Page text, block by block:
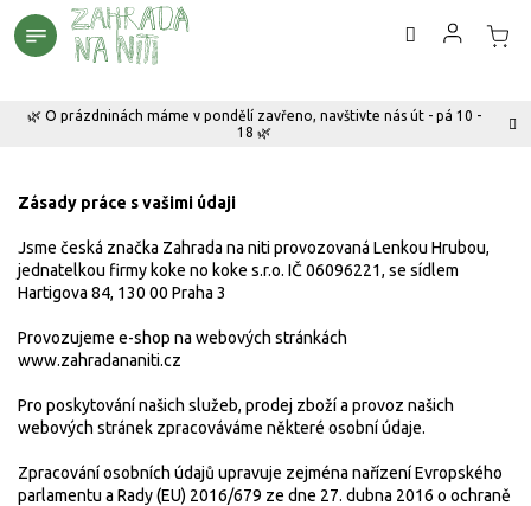
Přejít
na
🌿 O prázdninách máme v pondělí zavřeno, navštivte nás út - pá 10 -
18 🌿
Zásady práce s vašimi údaji
Jsme česká značka Zahrada na niti provozovaná Lenkou Hrubou,
jednatelkou firmy koke no koke s.r.o. IČ 06096221, se sídlem
Hartigova 84, 130 00 Praha 3
Provozujeme e-shop na webových stránkách
www.zahradananiti.cz
Pro poskytování našich služeb, prodej zboží a provoz našich
webových stránek zpracováváme některé osobní údaje.
Zpracování osobních údajů upravuje zejména nařízení Evropského
parlamentu a Rady (EU) 2016/679 ze dne 27. dubna 2016 o ochraně